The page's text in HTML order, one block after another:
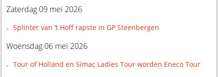
Zaterdag 09 mei 2026
Splinter van ’t Hoff rapste in GP Steenbergen
Woensdag 06 mei 2026
Tour of Holland en Simac Ladies Tour worden Eneco Tour